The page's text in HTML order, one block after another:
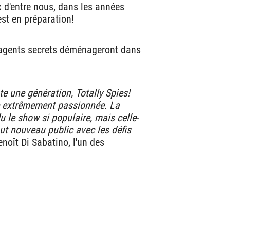
nous, dans les années
en préparation!
secrets déménageront dans
une génération, Totally Spies!
passionnée. La
le show si populaire, mais celle-
nouveau public avec les défis
Di Sabatino, l'un des